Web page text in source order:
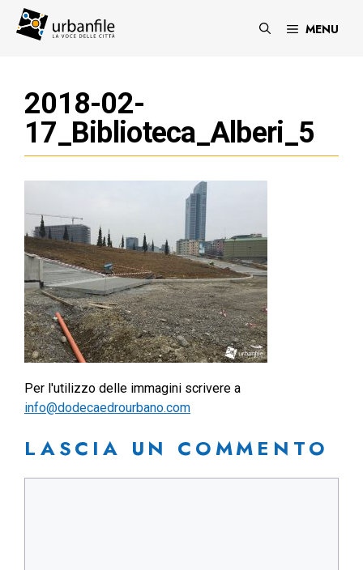
MENU
2018-02-
17_Biblioteca_Alberi_5
Per l'utilizzo delle immagini scrivere a
info@dodecaedrourbano.com
LASCIA UN COMMENTO